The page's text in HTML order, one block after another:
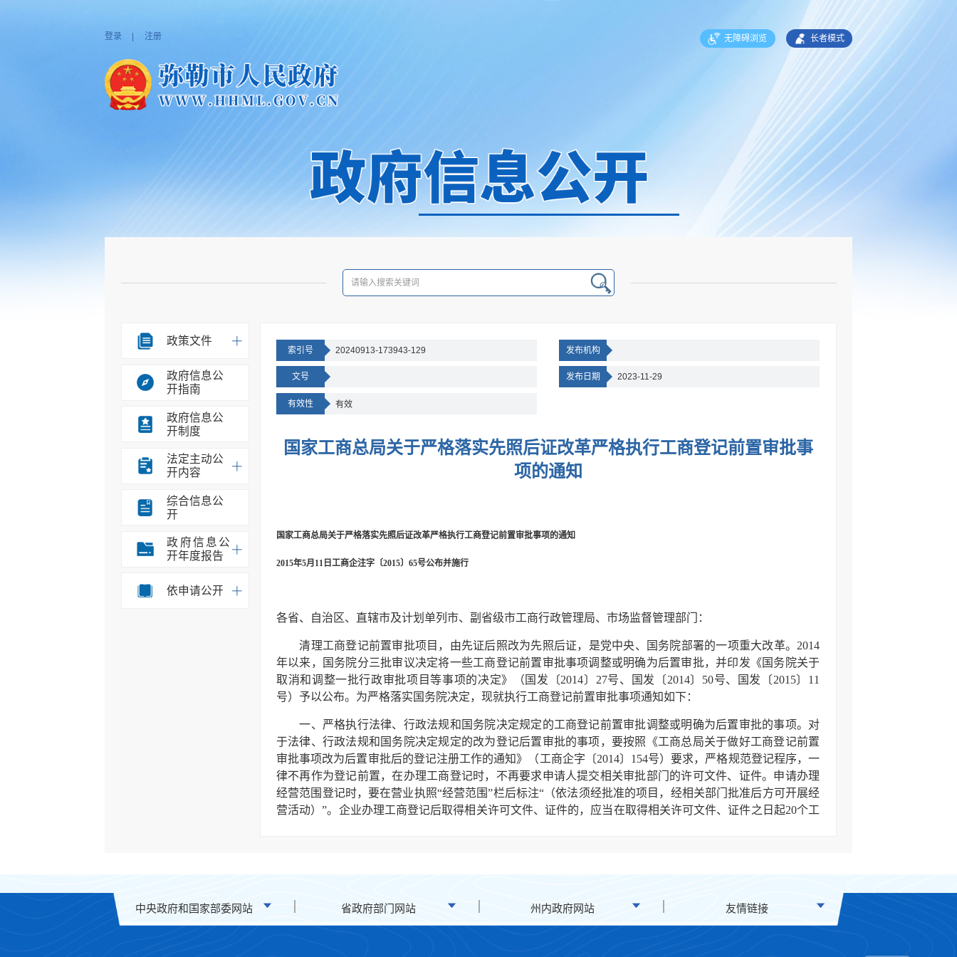
登录 注册 无障碍浏览 长者模式
政策文件
政府信息公
开指南
政府信息公
开制度
法定主动公
开内容
综合信息公
开
政府信息公
开年度报告
依申请公开
索引号 20240913-173943-129 发布机构
文号 发布日期 2023-11-29
有效性 有效
国家工商总局关于严格落实先照后证改革严格执行工商登记前置审批事
项的通知
国家工商总局关于严格落实先照后证改革严格执行工商登记前置审批事项的通知
2015年5月11日工商企注字〔2015〕65号公布并施行
各省、自治区、直辖市及计划单列市、副省级市工商行政管理局、市场监督管理部门：
清理工商登记前置审批项目，由先证后照改为先照后证，是党中央、国务院部署的一项重大改革。2014
年以来，国务院分三批审议决定将一些工商登记前置审批事项调整或明确为后置审批，并印发《国务院关于
取消和调整一批行政审批项目等事项的决定》（国发〔2014〕27号、国发〔2014〕50号、国发〔2015〕11
号）予以公布。为严格落实国务院决定，现就执行工商登记前置审批事项通知如下：
一、严格执行法律、行政法规和国务院决定规定的工商登记前置审批调整或明确为后置审批的事项。对
于法律、行政法规和国务院决定规定的改为登记后置审批的事项，要按照《工商总局关于做好工商登记前置
审批事项改为后置审批后的登记注册工作的通知》（工商企字〔2014〕154号）要求，严格规范登记程序，一
律不再作为登记前置，在办理工商登记时，不再要求申请人提交相关审批部门的许可文件、证件。申请办理
经营范围登记时，要在营业执照“经营范围”栏后标注“（依法须经批准的项目，经相关部门批准后方可开展经
营活动）”。企业办理工商登记后取得相关许可文件、证件的，应当在取得相关许可文件、证件之日起20个工
《工商登记前置审批事项目录》（附件１，以下称《目录》）。对《目录》内事项，申请人应当依法报经相
关审批部门审批，凭许可文件、证件向工商部门申请登记。工商部门按照许可文件、证件记载的内容依法办
中央政府和国家部委网站 省政府部门网站 州内政府网站 友情链接